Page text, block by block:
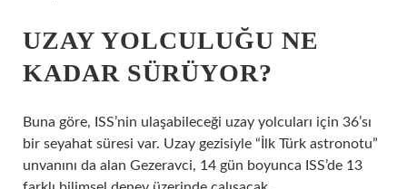
UZAY YOLCULUĞU NE
KADAR SÜRÜYOR?
Buna göre, ISS’nin ulaşabileceği uzay yolcuları için 36’sı
bir seyahat süresi var. Uzay gezisiyle “İlk Türk astronotu”
unvanını da alan Gezeravci, 14 gün boyunca ISS’de 13